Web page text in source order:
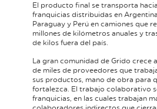
El producto final se transporta
franquicias distribuidas en
Paraguay y Perú en camiones que
millones de kilómetros anuales y
de kilos fuera del país.
La gran comunidad de Grido crece
de miles de proveedores que
sus productos, mano de obra para
fortalezca. El trabajo colaborativo
franquicias, en las cuales trabajan